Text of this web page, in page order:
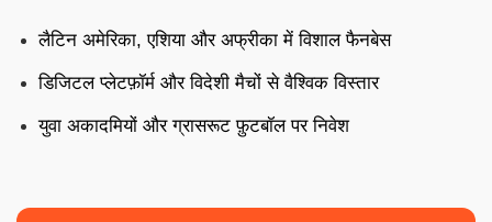
लैटिन अमेरिका, एशिया और अफ्रीका में विशाल फैनबेस
डिजिटल प्लेटफ़ॉर्म और विदेशी मैचों से वैश्विक विस्तार
युवा अकादमियों और ग्रासरूट फ़ुटबॉल पर निवेश